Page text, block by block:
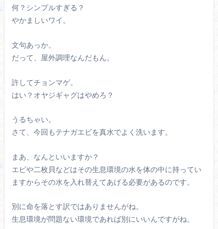
何？シンプルすぎる？
やかましいワイ。
文句あっか。
だって、屋外調理なんだもん。
許してチョンマゲ。
はい？オヤジギャグはやめろ？
うるちゃい。
さて、今回もテナガエビを真水でよく洗います。
まあ、なんといいますか？
エビや二枚貝などはその生息環境の水を体の中に持ってい
ますからその水を入れ替えてあげる必要があるのです。
別に命を落とす訳ではありませんがね。
生息環境が問題ない環境であれば別にいいんですがね。